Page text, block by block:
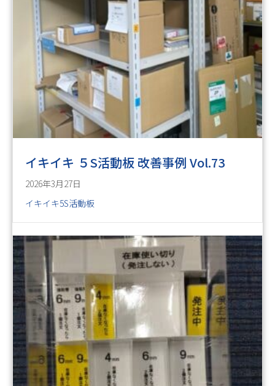
イキイキ ５S活動板 改善事例 Vol.73
2026年3月27日
イキイキ5S活動板